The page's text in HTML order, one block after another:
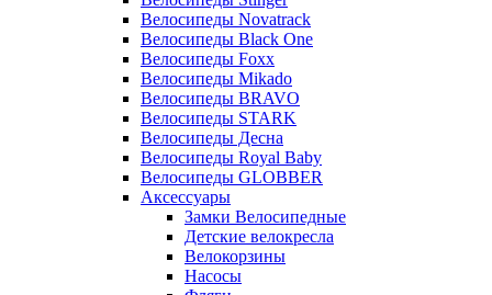
Велосипеды Novatrack
Велосипеды Black One
Велосипеды Foxx
Велосипеды Mikado
Велосипеды BRAVO
Велосипеды STARK
Велосипеды Десна
Велосипеды Royal Baby
Велосипеды GLOBBER
Аксессуары
Замки Велосипедные
Детские велокресла
Велокорзины
Насосы